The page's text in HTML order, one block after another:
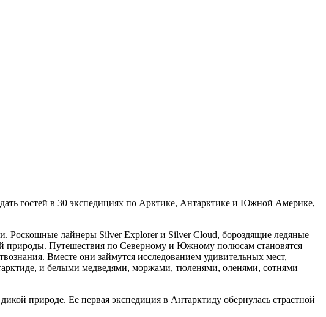
гостей в 30 экспедициях по Арктике, Антарктике и Южной Америке,
Роскошные лайнеры Silver Explorer и Silver Cloud, бороздящие ледяные
природы. Путешествия по Северному и Южному полюсам становятся
Вместе они займутся исследованием удивительных мест,
и белыми медведями, моржами, тюленями, оленями, сотнями
природе. Ее первая экспедиция в Антарктиду обернулась страстной